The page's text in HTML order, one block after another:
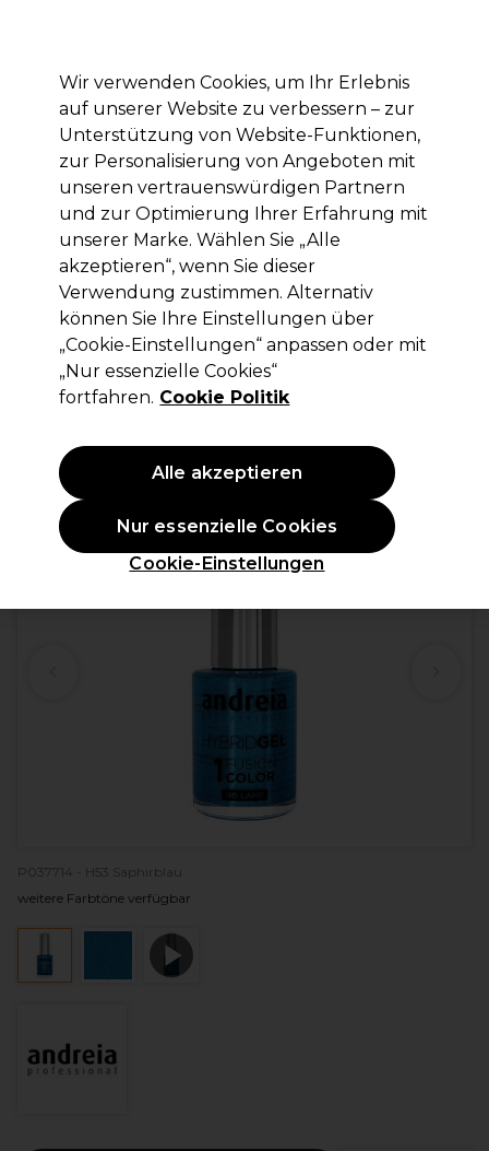
Anmelden
Marken Deals Haare Elektrogeräte Saloneinrichtung
Lieferung und Lieferzeiten
– mehr erfahren
Andreia Professional
Andreia Professional Hybrid Gel
Nagellack - Fusion Color H53
Saphirblau 10.5ml
(7)
P037714 - H53 Saphirblau
weitere Farbtöne verfügbar
Wir verwenden Cookies, um Ihr Erlebnis
auf unserer Website zu verbessern – zur
Unterstützung von Website-Funktionen,
zur Personalisierung von Angeboten mit
unseren vertrauenswürdigen Partnern
und zur Optimierung Ihrer Erfahrung mit
unserer Marke. Wählen Sie „Alle
akzeptieren“, wenn Sie dieser
Verwendung zustimmen. Alternativ
können Sie Ihre Einstellungen über
„Cookie-Einstellungen“ anpassen oder mit
„Nur essenzielle Cookies“
fortfahren. Cookie Politik
Cookie-Einstellungen
Nur essenzielle Cookies
Alle akzeptieren